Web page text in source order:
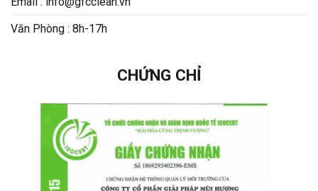
Văn Phòng : 8h-17h
CHỨNG CHỈ